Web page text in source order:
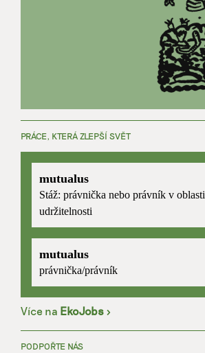
PRÁCE, KTERÁ ZLEPŠÍ SVĚT
mutualus
Stáž: právnička nebo právník v oblasti
udržitelnosti
mutualus
právnička/právník
Více na EkoJobs >
PODPOŘTE NÁS